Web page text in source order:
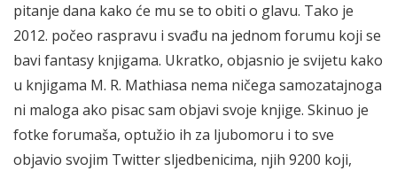
pitanje dana kako će mu se to obiti o glavu. Tako je
2012. počeo raspravu i svađu na jednom forumu koji se
bavi fantasy knjigama. Ukratko, objasnio je svijetu kako
u knjigama M. R. Mathiasa nema ničega samozatajnoga
ni maloga ako pisac sam objavi svoje knjige. Skinuo je
fotke forumaša, optužio ih za ljubomoru i to sve
objavio svojim Twitter sljedbenicima, njih 9200 koji,